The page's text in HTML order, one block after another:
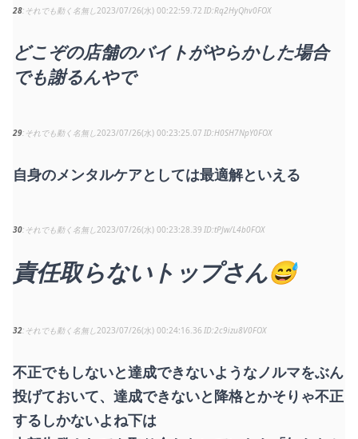
28 それでも動く名無し 2023/07/26(水) 00:22:59.72 Rq2HyQhv0FOX
どこぞの店舗のバイトがやらかした場合
でも謝るんやで
29 それでも動く名無し 2023/07/26(水) 00:23:25.07 H0SH7NpY0FOX
自身のメンタルケアとしては最適解といえる
30 それでも動く名無し 2023/07/26(水) 00:23:28.39 tPJw/L4b0FOX
責任取らないトップさん😅
32 それでも動く名無し 2023/07/26(水) 00:24:16.36 2c9izu8V0FOX
不正でもしないと達成できないようなノルマをぶん
投げておいて、達成できないと降格とかそりゃ不正
するしかないよね下は